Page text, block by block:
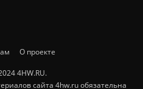
О проекте
4HW.RU.
сайта 4hw.ru обязательна